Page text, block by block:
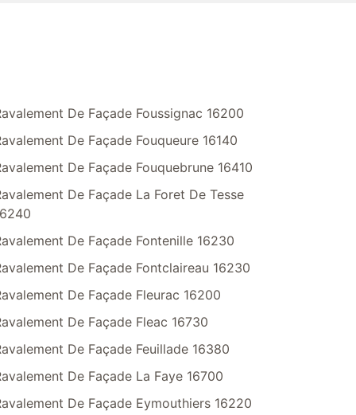
De Façade Foussignac 16200
De Façade Fouqueure 16140
De Façade Fouquebrune 16410
De Façade La Foret De Tesse
De Façade Fontenille 16230
De Façade Fontclaireau 16230
De Façade Fleurac 16200
De Façade Fleac 16730
De Façade Feuillade 16380
De Façade La Faye 16700
De Façade Eymouthiers 16220